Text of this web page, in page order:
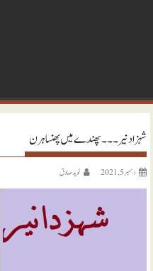
شہزاد نیر ۔۔۔ پھندے میں پھنسا ہرن
دسمبر 5, 2021 نويد صادق